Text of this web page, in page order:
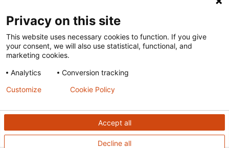
Terms of Use Acceptable Use PolicyPrivacy Policy
Cookie Policy
Our policies
Except for images, films, and trademarks which are
subject to DNDi’s Terms of Use, content on this site is
Creative Commons Attribution-NonCommercial-
ShareAlike 4.0 International license
Privacy on this site
This website uses necessary cookies to function. If you give
your consent, we will also use statistical, functional, and
marketing cookies.
Analytics
Conversion tracking
Accept all
Decline all
Customize Cookie Policy